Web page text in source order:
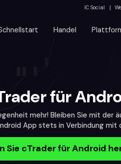
IC Social
Handel
für
mehr! Bleiben Sie mit der
App stets in Verbindung mit
Sie cTrader für Android